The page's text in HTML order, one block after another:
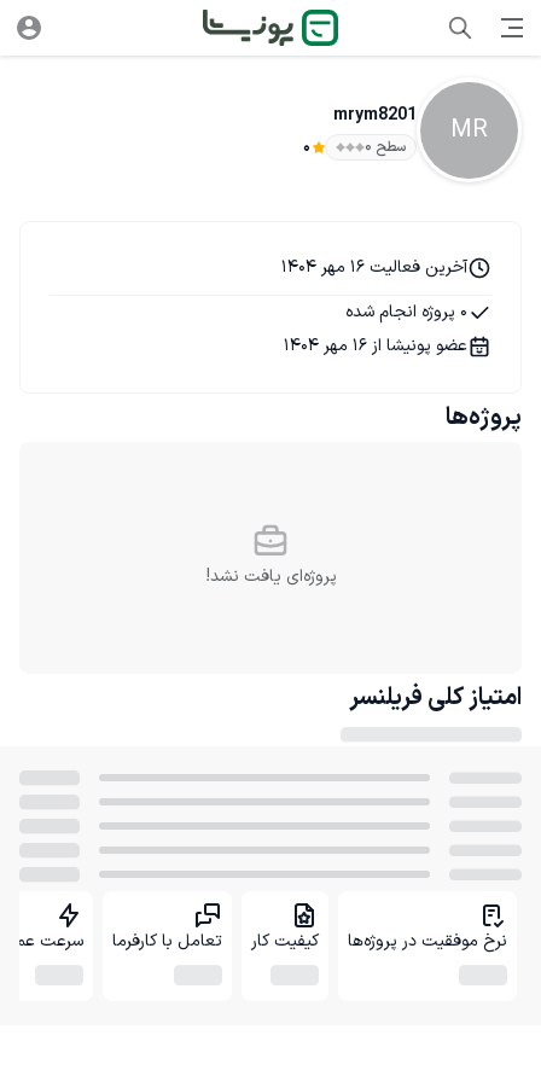
MR
mrym8201
سطح ۰ 0
آخرین فعالیت 16 مهر 1404
0 پروژه انجام شده
عضو پونیشا از 16 مهر 1404
پروژه‌ها
پروژه‌ای یافت نشد!
امتیاز کلی فریلنسر
نرخ موفقیت در پروژه‌ها کیفیت کار تعامل با کارفرما سرعت عمل